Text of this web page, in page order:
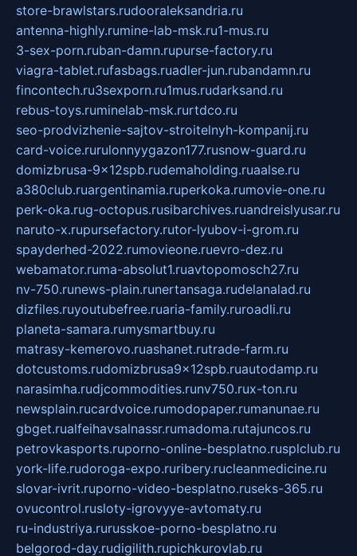
store-brawlstars.rudooraleksandria.ru
antenna-highly.rumine-lab-msk.ru1-mus.ru
3-sex-porn.ruban-damn.rupurse-factory.ru
viagra-tablet.rufasbags.ruadler-jun.rubandamn.ru
fincontech.ru3sexporn.ru1mus.rudarksand.ru
rebus-toys.ruminelab-msk.rurtdco.ru
seo-prodvizhenie-sajtov-stroitelnyh-kompanij.ru
card-voice.rurulonnyygazon177.rusnow-guard.ru
domizbrusa-9x12spb.rudemaholding.ruaalse.ru
a380club.ruargentinamia.ruperkoka.rumovie-one.ru
perk-oka.rug-octopus.rusibarchives.ruandreislyusar.ru
naruto-x.rupursefactory.rutor-lyubov-i-grom.ru
spayderhed-2022.rumovieone.ruevro-dez.ru
webamator.ruma-absolut1.ruavtopomosch27.ru
nv-750.runews-plain.runertansaga.rudelanalad.ru
dizfiles.ruyoutubefree.ruaria-family.ruroadli.ru
planeta-samara.rumysmartbuy.ru
matrasy-kemerovo.ruashanet.rutrade-farm.ru
dotcustoms.rudomizbrusa9x12spb.ruautodamp.ru
narasimha.rudjcommodities.runv750.rux-ton.ru
newsplain.rucardvoice.rumodopaper.rumanunae.ru
gbget.rualfeihavsalnassr.rumadoma.rutajuncos.ru
petrovkasports.ruporno-online-besplatno.rusplclub.ru
york-life.rudoroga-expo.ruribery.rucleanmedicine.ru
slovar-ivrit.ruporno-video-besplatno.ruseks-365.ru
ovucontrol.rusloty-igrovyye-avtomaty.ru
ru-industriya.rurusskoe-porno-besplatno.ru
belgorod-day.rudigilith.rupichkurovlab.ru